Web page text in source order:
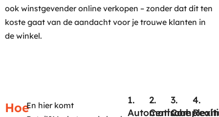
ook winstgevender online verkopen – zonder dat dit ten
koste gaat van de aandacht voor je trouwe klanten in
de winkel.
HoeEn hier komt
1.
Automatische
2.
Centraal
3.
4.